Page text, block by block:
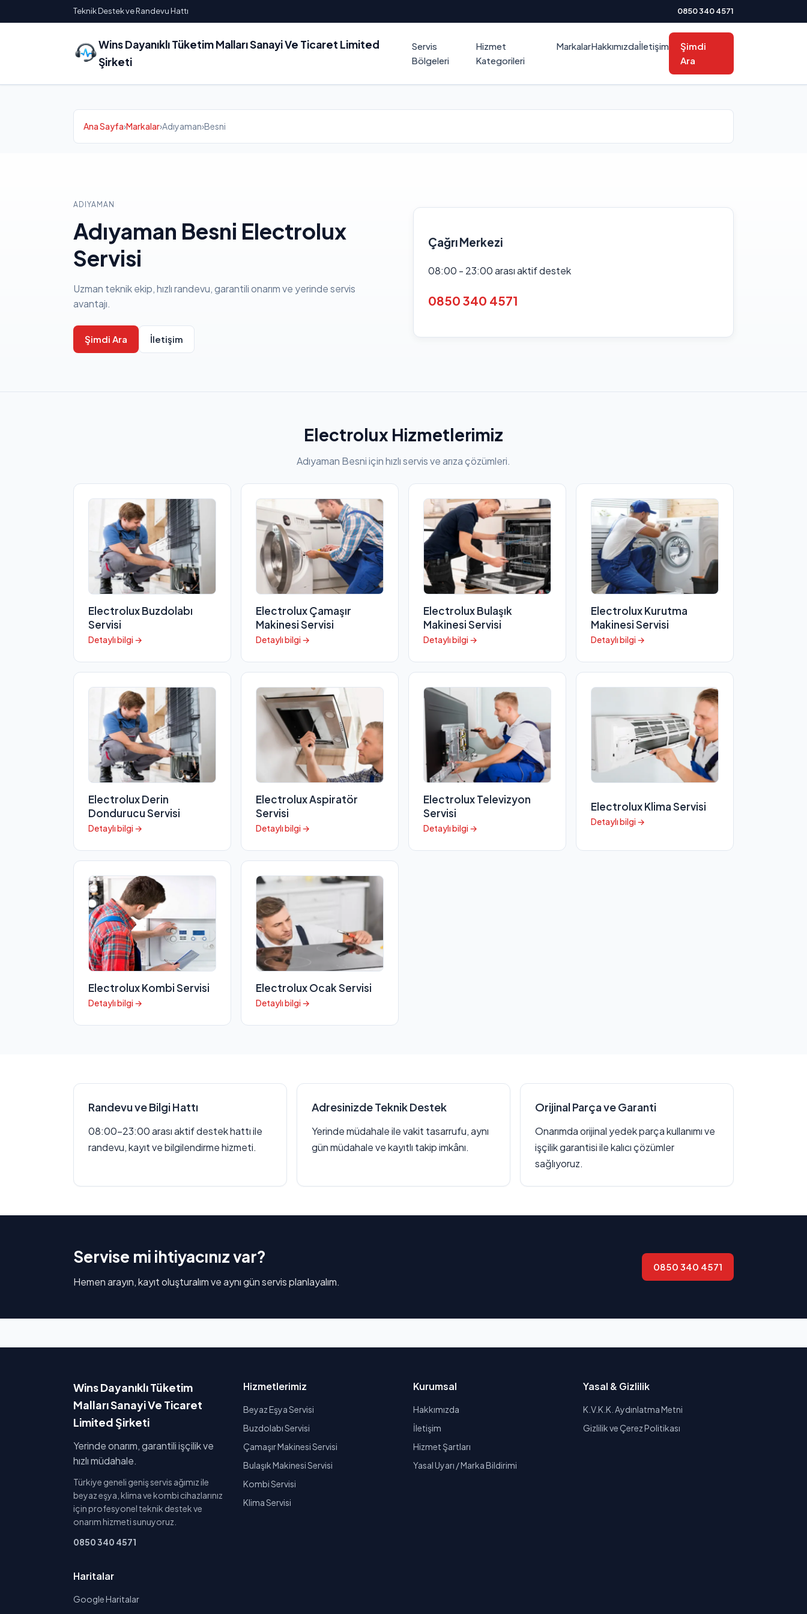
Teknik Destek ve Randevu Hattı 0850 340 4571
Wins Dayanıklı Tüketim Malları Sanayi Ve Ticaret Limited
Şirketi
Servis
Bölgeleri
Hizmet
Kategorileri
MarkalarHakkımızdaİletişim
Şimdi
Ara
Ana Sayfa›Markalar›Adıyaman›Besni
ADIYAMAN
Adıyaman Besni Electrolux
Servisi
Uzman teknik ekip, hızlı randevu, garantili onarım ve yerinde servis
avantajı.
Şimdi Ara İletişim
Çağrı Merkezi
08:00 - 23:00 arası aktif destek
0850 340 4571
Electrolux Hizmetlerimiz
Adıyaman Besni için hızlı servis ve arıza çözümleri.
Electrolux Buzdolabı
Servisi
Detaylı bilgi →
Electrolux Çamaşır
Makinesi Servisi
Detaylı bilgi →
Electrolux Bulaşık
Makinesi Servisi
Detaylı bilgi →
Electrolux Kurutma
Makinesi Servisi
Detaylı bilgi →
Electrolux Derin
Dondurucu Servisi
Detaylı bilgi →
Electrolux Aspiratör
Servisi
Detaylı bilgi →
Electrolux Televizyon
Servisi
Detaylı bilgi →
Electrolux Klima Servisi
Detaylı bilgi →
Electrolux Kombi Servisi
Detaylı bilgi →
Electrolux Ocak Servisi
Detaylı bilgi →
Randevu ve Bilgi Hattı
08:00–23:00 arası aktif destek hattı ile
randevu, kayıt ve bilgilendirme hizmeti.
Adresinizde Teknik Destek
Yerinde müdahale ile vakit tasarrufu, aynı
gün müdahale ve kayıtlı takip imkânı.
Orijinal Parça ve Garanti
Onarımda orijinal yedek parça kullanımı ve
işçilik garantisi ile kalıcı çözümler
sağlıyoruz.
Servise mi ihtiyacınız var?
Hemen arayın, kayıt oluşturalım ve aynı gün servis planlayalım.
0850 340 4571
Wins Dayanıklı Tüketim
Malları Sanayi Ve Ticaret
Limited Şirketi
Yerinde onarım, garantili işçilik ve
hızlı müdahale.
Türkiye geneli geniş servis ağımız ile
beyaz eşya, klima ve kombi cihazlarınız
için profesyonel teknik destek ve
onarım hizmeti sunuyoruz.
0850 340 4571
Hizmetlerimiz
Beyaz Eşya Servisi
Buzdolabı Servisi
Çamaşır Makinesi Servisi
Bulaşık Makinesi Servisi
Kombi Servisi
Klima Servisi
Kurumsal
Hakkımızda
İletişim
Hizmet Şartları
Yasal Uyarı / Marka Bildirimi
Yasal & Gizlilik
K.V.K.K. Aydınlatma Metni
Gizlilik ve Çerez Politikası
Haritalar
Google Haritalar